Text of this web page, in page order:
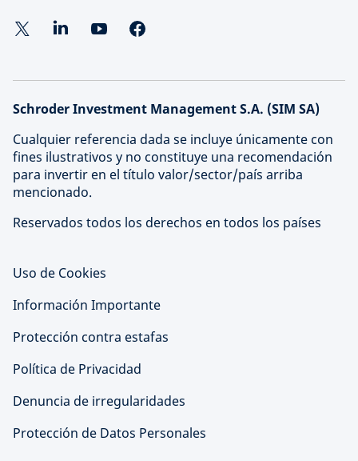
Schroder Investment Management S.A. (SIM SA)
Cualquier referencia dada se incluye únicamente con
fines ilustrativos y no constituye una recomendación
para invertir en el título valor/sector/país arriba
mencionado.
Reservados todos los derechos en todos los países
Uso de Cookies
Información Importante
Protección contra estafas
Política de Privacidad
Denuncia de irregularidades
Protección de Datos Personales